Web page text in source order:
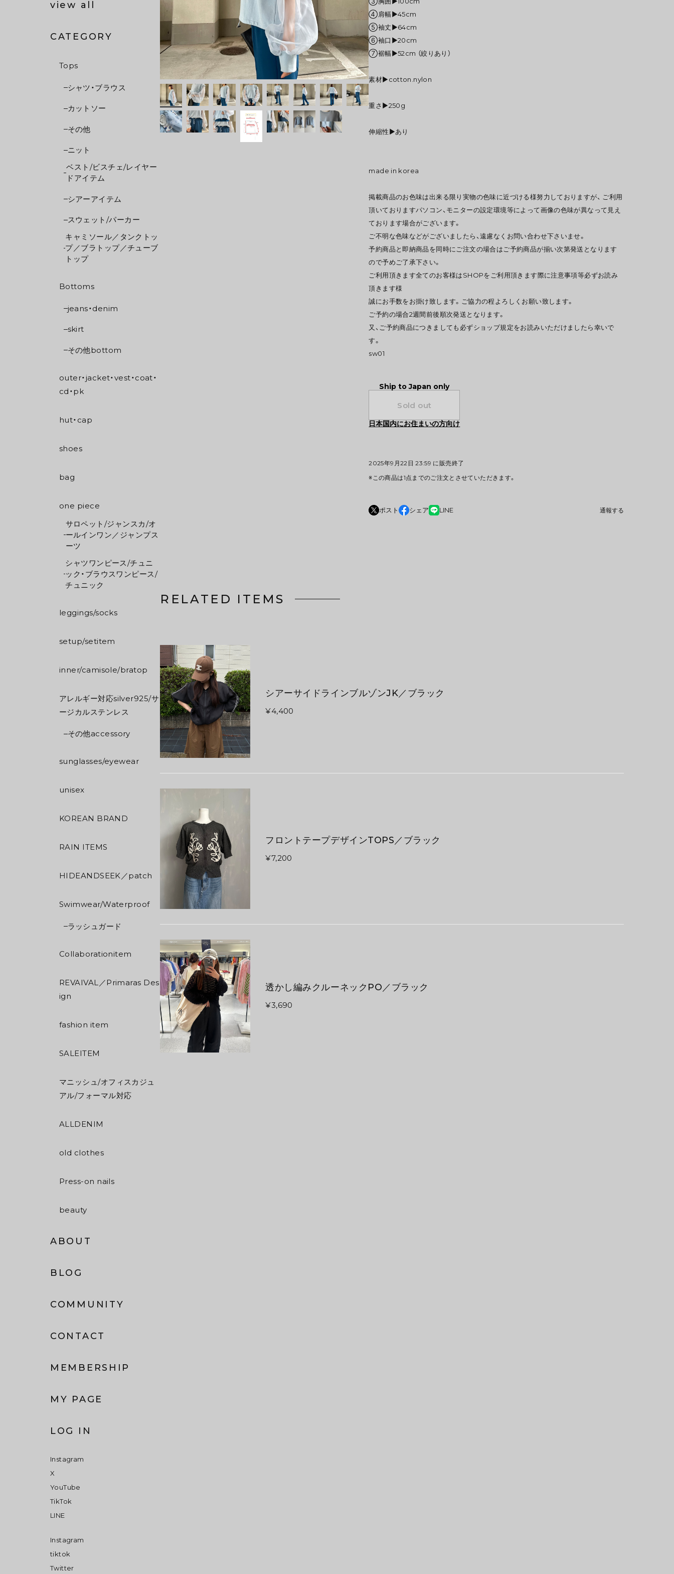
view all
CATEGORY
Tops
シャツ・ブラウス
カットソー
その他
ニット
ベスト/ビスチェ/レイヤー
ドアイテム
シアーアイテム
スウェット/パーカー
キャミソール／タンクトッ
プ／ブラトップ／チューブ
トップ
Bottoms
jeans・denim
skirt
その他bottom
outer・jacket・vest・coat・
cd・pk
hut・cap
shoes
bag
one piece
サロペット/ジャンスカ/オ
ールインワン／ジャンプス
ーツ
シャツワンピース/チュニ
ック・ブラウスワンピース/
チュニック
leggings/socks
setup/setitem
inner/camisole/bratop
アレルギー対応silver925/サ
ージカルステンレス
その他accessory
sunglasses/eyewear
unisex
KOREAN BRAND
RAIN ITEMS
HIDEANDSEEK／patch
Swimwear/Waterproof
ラッシュガード
Collaborationitem
REVAIVAL／Primaras Des
ign
fashion item
SALEITEM
マニッシュ/オフィスカジュ
アル/フォーマル対応
ALLDENIM
old clothes
Press-on nails
beauty
ABOUT
BLOG
COMMUNITY
CONTACT
MEMBERSHIP
MY PAGE
LOG IN
Instagram
X
YouTube
TikTok
LINE
Instagram
tiktok
Twitter
④肩幅▶45cm
⑤袖丈▶64cm
⑥袖口▶︎20cm
⑦裾幅▶52cm （絞りあり）
素材▶︎cotton.nylon
重さ▶︎250g
伸縮性▶︎あり
made in korea
掲載商品のお色味は出来る限り実物の色味に近づける様努力しておりますが、 ご利用
頂いておりますパソコン、モニターの設定環境等によって画像の色味が異なって見え
ております場合がございます。
ご不明な色味などがございましたら、遠慮なくお問い合わせ下さいませ。
予約商品と即納商品を同時にご注文の場合はご予約商品が揃い次第発送となります
ので予めご了承下さい。
ご利用頂きます全てのお客様はSHOPをご利用頂きます際に注意事項等必ずお読み
頂きます様
誠にお手数をお掛け致します。ご協力の程よろしくお願い致します。
ご予約の場合2週間前後順次発送となります。
又、ご予約商品につきましても必ずショップ規定をお読みいただけましたら幸いで
す。
sw01
Ship to Japan only
Sold out
日本国内にお住まいの方向け
2025年9月22日 23:59 に販売終了
※この商品は1点までのご注文とさせていただきます。
ポスト シェア LINE 通報する
RELATED ITEMS
シアーサイドラインブルゾンJK／ブラック
¥4,400
フロントテープデザインTOPS／ブラック
¥7,200
透かし編みクルーネックPO／ブラック
¥3,690